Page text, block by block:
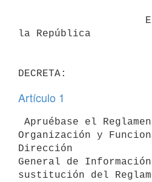
la República
Artículo 1
Organización y
Dirección
General de
sustitución del